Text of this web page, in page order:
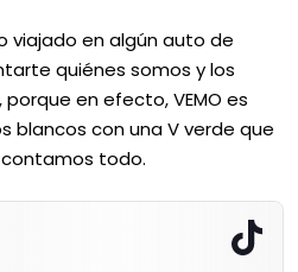
viajado en algún auto de
quiénes somos y los
en efecto, VEMO es
blancos con una V verde que
contamos todo.